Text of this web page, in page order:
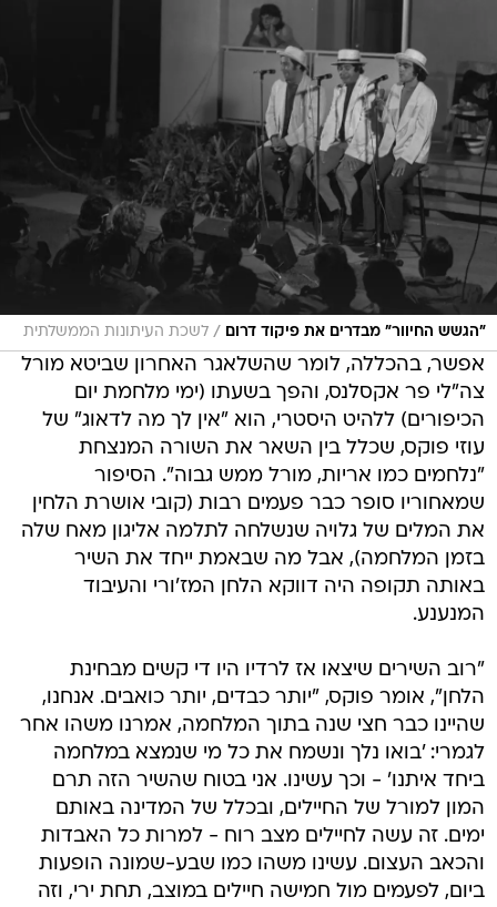
"הגשש החיוור" מבדרים את פיקוד דרום / לשכת העיתונות הממשלתית
אפשר, בהכללה, לומר שהשלאגר האחרון שביטא מורל
צה"לי פר אקסלנס, והפך בשעתו (ימי מלחמת יום
הכיפורים) ללהיט היסטרי, הוא "אין לך מה לדאוג" של
עוזי פוקס, שכלל בין השאר את השורה המנצחת
"נלחמים כמו אריות, מורל ממש גבוה". הסיפור
שמאחוריו סופר כבר פעמים רבות (קובי אושרת הלחין
את המלים של גלויה שנשלחה לתלמה אליגון מאח שלה
בזמן המלחמה), אבל מה שבאמת ייחד את השיר
באותה תקופה היה דווקא הלחן המז'ורי והעיבוד
המנענע.
"רוב השירים שיצאו אז לרדיו היו די קשים מבחינת
הלחן", אומר פוקס, "יותר כבדים, יותר כואבים. אנחנו,
שהיינו כבר חצי שנה בתוך המלחמה, אמרנו משהו אחר
לגמרי: 'בואו נלך ונשמח את כל מי שנמצא במלחמה
ביחד איתנו' - וכך עשינו. אני בטוח שהשיר הזה תרם
המון למורל של החיילים, ובכלל של המדינה באותם
ימים. זה עשה לחיילים מצב רוח - למרות כל האבדות
והכאב העצום. עשינו משהו כמו שבע-שמונה הופעות
ביום, לפעמים מול חמישה חיילים במוצב, תחת ירי, וזה